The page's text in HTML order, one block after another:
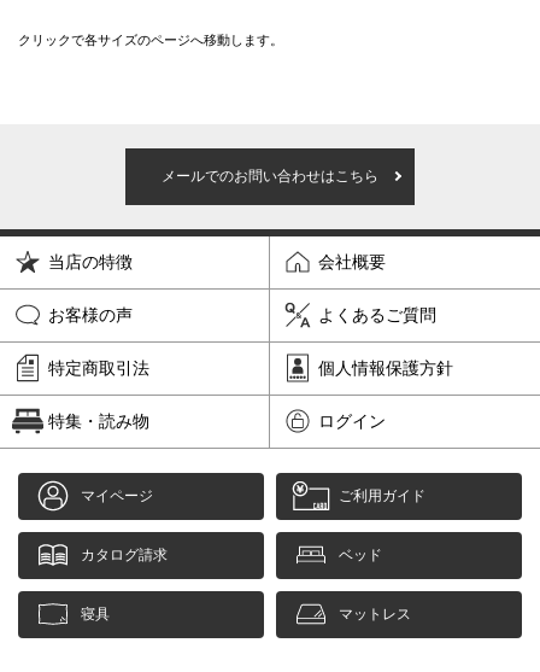
クリックで各サイズのページへ移動します。
メールでのお問い合わせはこちら
当店の特徴 会社概要
お客様の声 よくあるご質問
特定商取引法 個人情報保護方針
特集・読み物 ログイン
マイページ ご利用ガイド
カタログ請求 ベッド
寝具 マットレス